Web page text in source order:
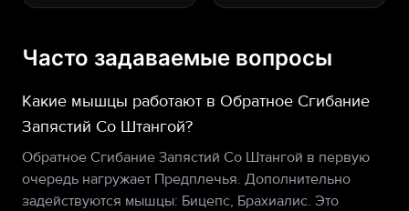
Часто задаваемые вопросы
Какие мышцы работают в Обратное Сгибание
Запястий Со Штангой?
Обратное Сгибание Запястий Со Штангой в первую
очередь нагружает Предплечья. Дополнительно
задействуются мышцы: Бицепс, Брахиалис. Это